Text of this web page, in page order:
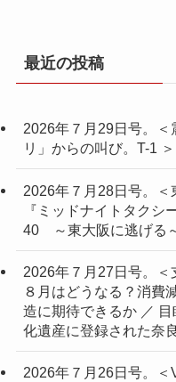
最近の投稿
2026年７月29日号。
リ」からの叫び。T-1 ＞
2026年７月28日号。＜
『ミッドナイトタク
40 ～東大阪に逃げる
2026年７月27日号。＜
８月はどうなる？消費
造に期待できるか ／
化遺産に登録された奈
2026年７月26日号。＜